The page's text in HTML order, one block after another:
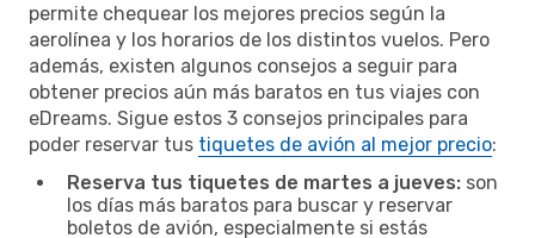
permite chequear los mejores precios según la
aerolínea y los horarios de los distintos vuelos. Pero
además, existen algunos consejos a seguir para
obtener precios aún más baratos en tus viajes con
eDreams. Sigue estos 3 consejos principales para
poder reservar tus tiquetes de avión al mejor precio:
Reserva tus tiquetes de martes a jueves: son
los días más baratos para buscar y reservar
boletos de avión, especialmente si estás